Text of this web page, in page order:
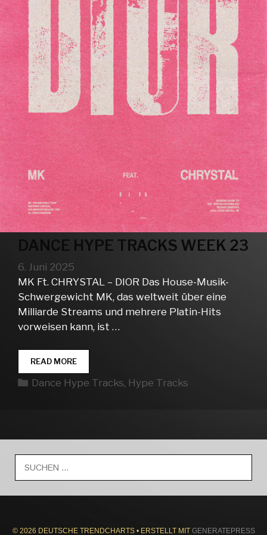
DANCE HYPE TRACKS WEEK 23
6. Juni 2025
MK Ft. CHRYSTAL – DIOR Das House-Musik-
Schwergewicht MK, das weltweit über eine
Milliarde Streams und mehrere Platin-Hits
vorweisen kann, ist …
READ MOREDANCE
HYPE
TRACKS
Kategorien
Dance Hype Tracks, Hype Tracks
nach:
© 2026 DEUTSCHE TRENDCHARTS• ERSTELLT MIT GENERATEPRESS